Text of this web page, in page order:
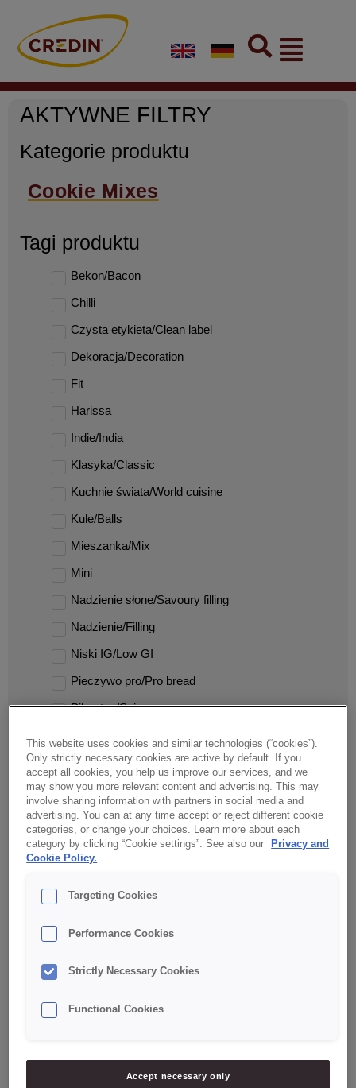
content
Flyout
Menu
AKTYWNE FILTRY
Kategorie produktu
Cookie Mixes
Tagi produktu
Bekon/Bacon
Chilli
Czysta etykieta/Clean label
Dekoracja/Decoration
Fit
Harissa
Indie/India
Klasyka/Classic
Kuchnie świata/World cuisine
Kule/Balls
Mieszanka/Mix
Mini
Nadzienie słone/Savoury filling
Nadzienie/Filling
Niski IG/Low GI
Pieczywo pro/Pro bread
Pikantne/Spicy
Posypka/Topping
Premium
RSPO
Ser/Cheese
Tajlandia/Thailand
Trufla/Truffle
W trendzie czystej etykiety/In the clean label
This website uses cookies and similar technologies (“cookies”).
Only strictly necessary cookies are active by default. If you
accept all cookies, you help us improve our services, and we
may show you more relevant content and advertising. This may
involve sharing information with partners in social media and
advertising. You can at any time accept or reject different cookie
categories, or change your choices. Learn more about each
category by clicking “Cookie settings”. See also our
Privacy and
Cookie Policy.
Targeting Cookies
Performance Cookies
Strictly Necessary Cookies
Functional Cookies
Accept necessary only